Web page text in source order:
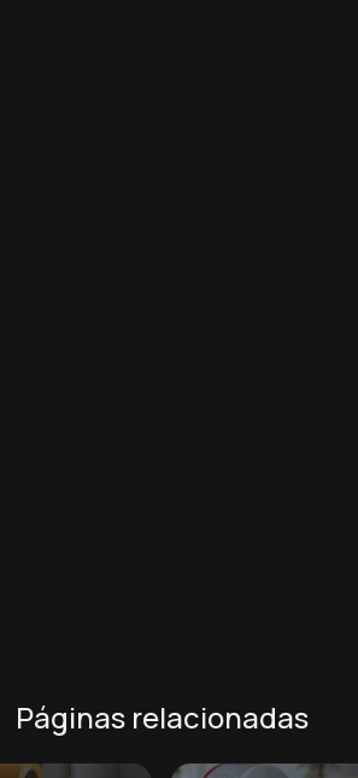
Páginas relacionadas